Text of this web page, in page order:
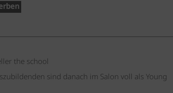
the school
sind danach im Salon voll als Young